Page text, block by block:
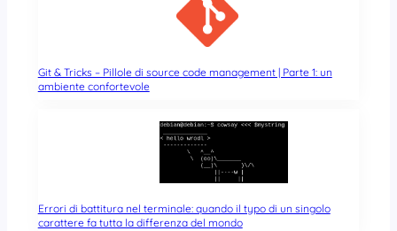
Git & Tricks – Pillole di source code management | Parte 1: un
ambiente confortevole
Errori di battitura nel terminale: quando il typo di un singolo
carattere fa tutta la differenza del mondo